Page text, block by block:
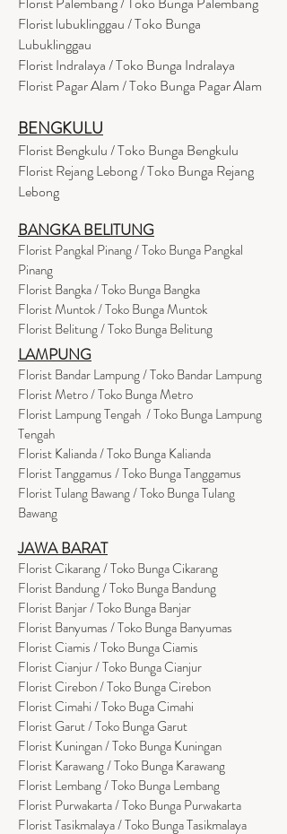
Florist lubuklinggau / Toko Bunga
Lubuklinggau
Florist Indralaya / Toko Bunga Indralaya
Florist Pagar Alam / Toko Bunga Pagar Alam
BENGKULU
Florist Bengkulu / Toko Bunga Bengkulu
Florist Rejang Lebong / Toko Bunga Rejang
Lebong
BANGKA BELITUNG
Florist Pangkal Pinang / Toko Bunga Pangkal
Pinang
Florist Bangka / Toko Bunga Bangka
Florist Muntok / Toko Bunga Muntok
Florist Belitung / Toko Bunga Belitung
LAMPUNG
Florist Bandar Lampung / Toko Bandar Lampung
Florist Metro / Toko Bunga Metro
Florist Lampung Tengah / Toko Bunga Lampung
Tengah
Florist Kalianda / Toko Bunga Kalianda
Florist Tanggamus / Toko Bunga Tanggamus
Florist Tulang Bawang / Toko Bunga Tulang
Bawang
JAWA BARAT
Florist Cikarang/ Toko Bunga Cikarang
Florist Bandung / Toko Bunga Bandung
Florist Banjar / Toko Bunga Banjar
Florist Banyumas / Toko Bunga Banyumas
Florist Ciamis / Toko Bunga Ciamis
Florist Cianjur / Toko Bunga Cianjur
Florist Cirebon / Toko Bunga Cirebon
Florist Cimahi / Toko Buga Cimahi
Florist Garut / Toko Bunga Garut
Florist Kuningan / Toko Bunga Kuningan
Florist Karawang / Toko Bunga Karawang
Florist Lembang / Toko Bunga Lembang
Florist Purwakarta / Toko Bunga Purwakarta
Florist Tasikmalaya / Toko Bunga Tasikmalaya